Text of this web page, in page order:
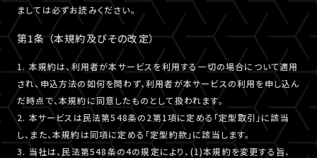
ましては必ずお読みください。
第1条 （本規約及びその改定）
1. 本規約は、利用者が本サービスを利用する一切の場合について適用
され、申込方法の如何を問わず、利用者が本サービスの利用を申し込ん
だ時点で、本規約に同意したものとして扱われます。
2. 本サービスは民法第548条の2第1項に定める「定型取引」に該当
し、また、本規約は同項に定める「定型約款」に該当します。
3. 当社は、民法第548条の4の規定により、(1)本規約を変更する旨、